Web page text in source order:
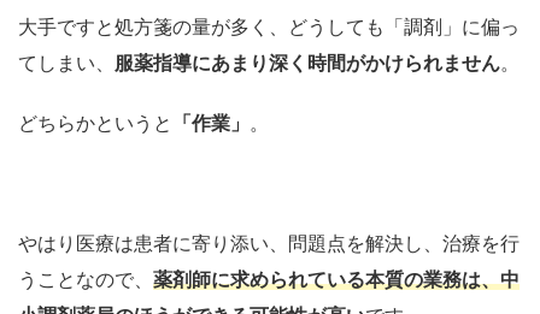
大手ですと処方箋の量が多く、どうしても「調剤」に偏っ
てしまい、 服薬指導にあまり深く時間がかけられません。
どちらかというと 「作業」 。
やはり医療は患者に寄り添い、問題点を解決し、治療を行
うことなので、 薬剤師に求められている本質の業務は、中